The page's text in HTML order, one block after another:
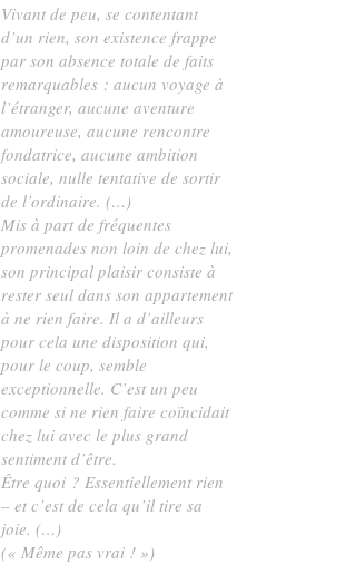
Vivant de peu, se contentant
d’un rien, son existence frappe
par son absence totale de faits
remarquables : aucun voyage à
l’étranger, aucune aventure
amoureuse, aucune rencontre
fondatrice, aucune ambition
sociale, nulle tentative de sortir
de l’ordinaire. (…)
Mis à part de fréquentes
promenades non loin de chez lui,
son principal plaisir consiste à
rester seul dans son appartement
à ne rien faire. Il a d’ailleurs
pour cela une disposition qui,
pour le coup, semble
exceptionnelle. C’est un peu
comme sine rien faire coïncidait
chez lui avec le plus grand
sentiment d’être.
Être quoi ? Essentiellement rien
– et c’est de cela qu’il tire sa
joie. (…)
(« Même pas vrai ! »)